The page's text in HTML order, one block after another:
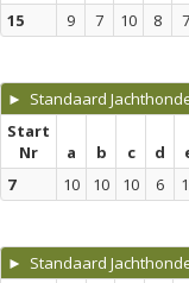
15
9 7 10 8 7
► Standaard
Start
Nr
a b c d
7
10 10 10 6
► Standaard